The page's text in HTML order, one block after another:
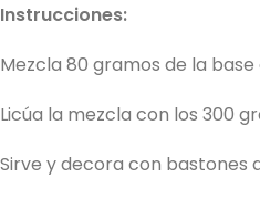
Instrucciones:
Mezcla 80 gramos de la base
Licúa la mezcla con los 300
Sirve y decora con bastones